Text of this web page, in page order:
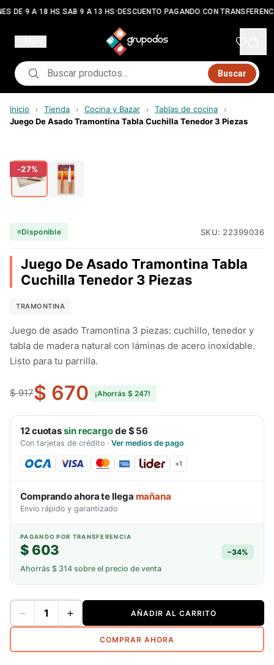
DE 9 A 18 HS SAB 9 A 13 HS•DESCUENTO PAGANDO CON
Buscar
Inicio › Tienda › Cocina y Bazar › Tablas de cocina ›
Juego De Asado Tramontina Tabla Cuchilla Tenedor 3 Piezas
-27%
Disponible SKU: 22399036
Juego De Asado Tramontina Tabla
Cuchilla Tenedor 3 Piezas
TRAMONTINA
Juego de asado Tramontina 3 piezas: cuchillo, tenedor y
tabla de madera natural con láminas de acero inoxidable.
Listo para tu parrilla.
$ 917$ 670 ¡Ahorrás $ 247!
12cuotassin recargode$ 56
Con tarjetas de crédito · Ver medios de pago
+1
Comprando ahora te llega mañana
Envío rápido y garantizado
PAGANDO POR TRANSFERENCIA
$ 603 −34%
Ahorrás $ 314 sobre el precio de venta
− + AÑADIR AL CARRITO
COMPRAR AHORA